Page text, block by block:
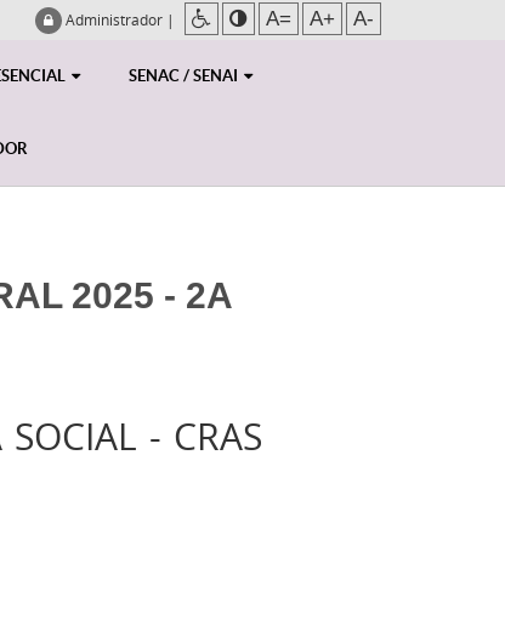
Administrador | A= A+ A-
SENAC / SENAI
2025 - 2A
- CRAS